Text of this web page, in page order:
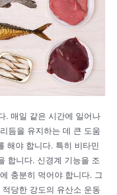
. 매일 같은 시간에 일어나
듬을 유지하는 데 큰 도움
해야 합니다. 특히 비타민
합니다. 신경계 기능을 조
충분히 먹어야 합니다. 그
당한 강도의 유산소 운동